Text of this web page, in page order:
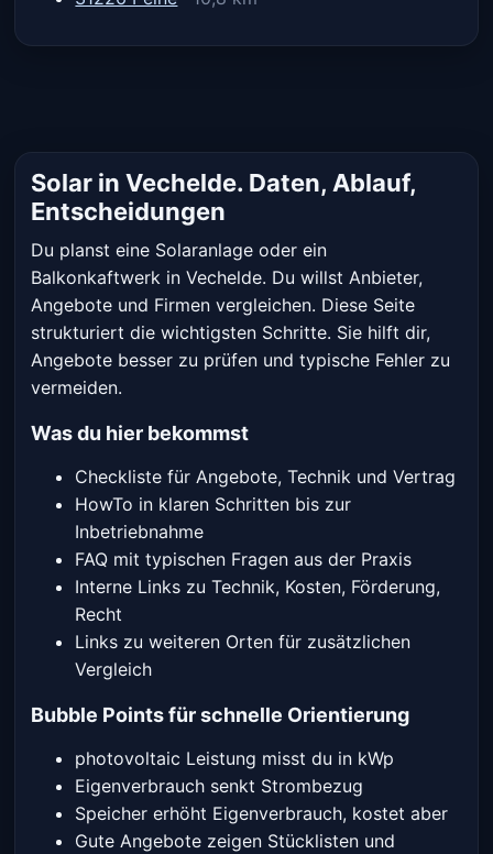
Solar in Vechelde. Daten, Ablauf,
Entscheidungen
Du planst eine Solaranlage oder ein
Balkonkaftwerk in Vechelde. Du willst Anbieter,
Angebote und Firmen vergleichen. Diese Seite
strukturiert die wichtigsten Schritte. Sie hilft dir,
Angebote besser zu prüfen und typische Fehler zu
vermeiden.
Was du hier bekommst
Checkliste für Angebote, Technik und Vertrag
HowTo in klaren Schritten bis zur
Inbetriebnahme
FAQ mit typischen Fragen aus der Praxis
Interne Links zu Technik, Kosten, Förderung,
Recht
Links zu weiteren Orten für zusätzlichen
Vergleich
Bubble Points für schnelle Orientierung
photovoltaic Leistung misst du in kWp
Eigenverbrauch senkt Strombezug
Speicher erhöht Eigenverbrauch, kostet aber
Gute Angebote zeigen Stücklisten und